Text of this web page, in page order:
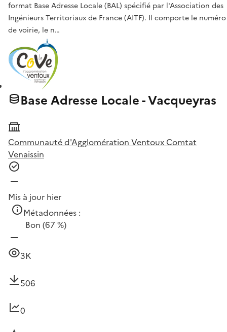
format Base Adresse Locale (BAL) spécifié par l'Association des
Ingénieurs Territoriaux de France (AITF). Il comporte le numéro
de voirie, le n…
Base Adresse Locale - Vacqueyras
Communauté d'Agglomération Ventoux Comtat
Venaissin
Mis à jour hier
Métadonnées :
Bon (67 %)
3K
506
0